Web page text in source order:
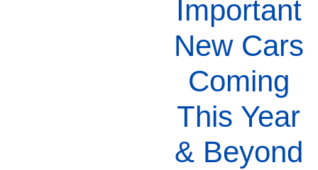
Important
New Cars
Coming
This Year
& Beyond